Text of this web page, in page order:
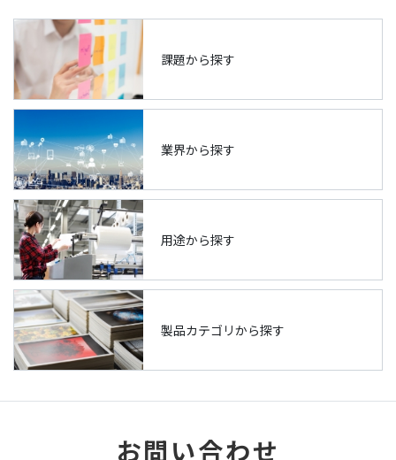
課題から探す
業界から探す
用途から探す
製品カテゴリから探す
お問い合わせ